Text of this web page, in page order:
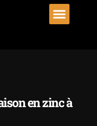
en zinc à